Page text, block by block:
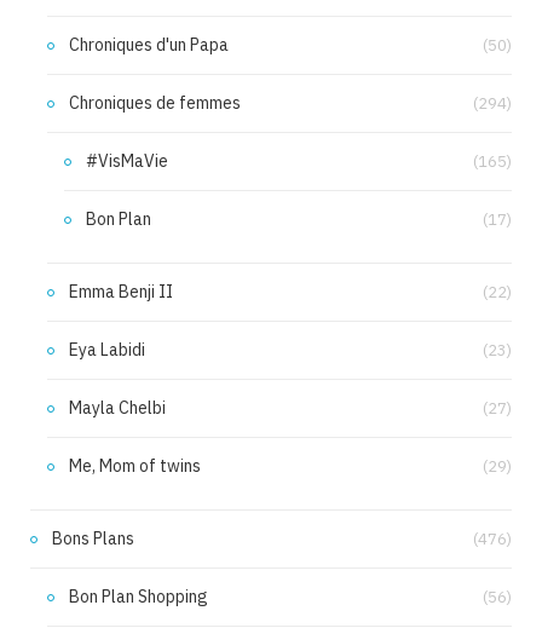
Chroniques d'un Papa (50)
Chroniques de femmes (294)
#VisMaVie (165)
Bon Plan (17)
Emma Benji II (22)
Eya Labidi (23)
Mayla Chelbi (27)
Me, Mom of twins (29)
Bons Plans (476)
Bon Plan Shopping (56)